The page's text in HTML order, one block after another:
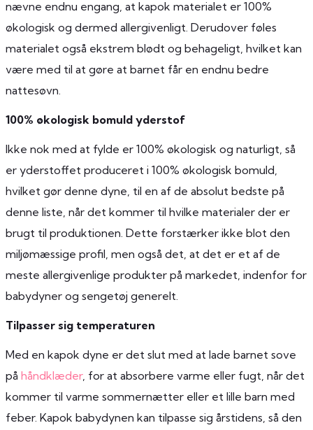
nævne endnu engang, at kapok materialet er 100%
økologisk og dermed allergivenligt. Derudover føles
materialet også ekstrem blødt og behageligt, hvilket kan
være med til at gøre at barnet får en endnu bedre
nattesøvn.
100% økologisk bomuld yderstof
Ikke nok med at fylde er 100% økologisk og naturligt, så
er yderstoffet produceret i 100% økologisk bomuld,
hvilket gør denne dyne, til en af de absolut bedste på
denne liste, når det kommer til hvilke materialer der er
brugt til produktionen. Dette forstærker ikke blot den
miljømæssige profil, men også det, at det er et af de
meste allergivenlige produkter på markedet, indenfor for
babydyner og sengetøj generelt.
Tilpasser sig temperaturen
Med en kapok dyne er det slut med at lade barnet sove
på håndklæder, for at absorbere varme eller fugt, når det
kommer til varme sommernætter eller et lille barn med
feber. Kapok babydynen kan tilpasse sig årstidens, så den